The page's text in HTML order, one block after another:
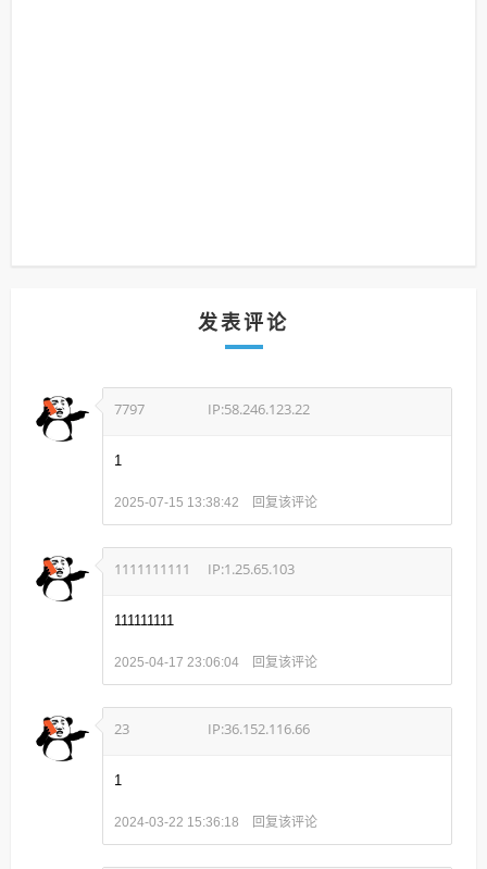
发表评论
7797 IP:58.246.123.22
1
2025-07-15 13:38:42 回复该评论
1111111111 IP:1.25.65.103
111111111
2025-04-17 23:06:04 回复该评论
23 IP:36.152.116.66
1
2024-03-22 15:36:18 回复该评论